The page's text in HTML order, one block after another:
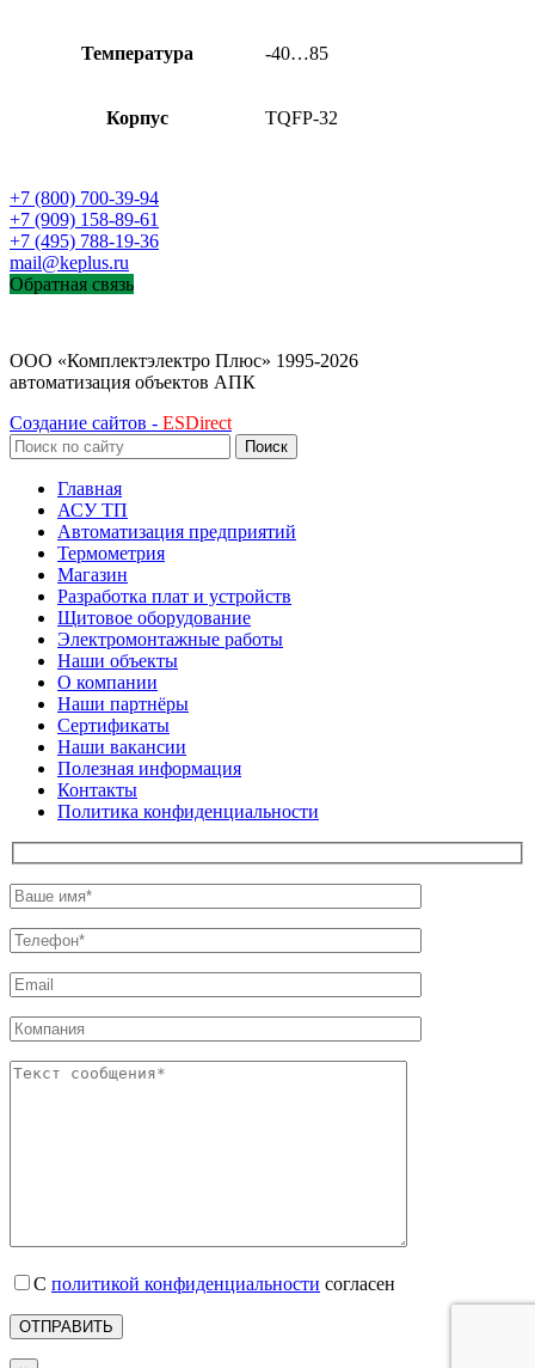
Температура -40…85
Корпус TQFP-32
+7 (800) 700-39-94
+7 (909) 158-89-61
+7 (495) 788-19-36
mail@keplus.ru
Обратная связь
ООО «Комплектэлектро Плюс» 1995-2026
автоматизация объектов АПК
Создание сайтов - ESDirect
Поиск
Главная
АСУ ТП
Автоматизация предприятий
Термометрия
Магазин
Разработка плат и устройств
Щитовое оборудование
Электромонтажные работы
Наши объекты
О компании
Наши партнёры
Сертификаты
Наши вакансии
Полезная информация
Контакты
Политика конфиденциальности
С политикой конфиденциальности согласен